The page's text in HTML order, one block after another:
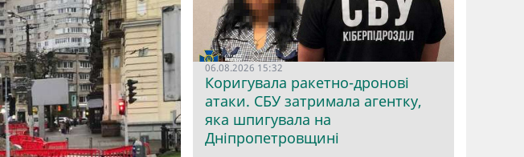
06.08.2026 15:32
Коригувала ракетно-дронові
атаки. СБУ затримала агентку,
яка шпигувала на
Дніпропетровщині